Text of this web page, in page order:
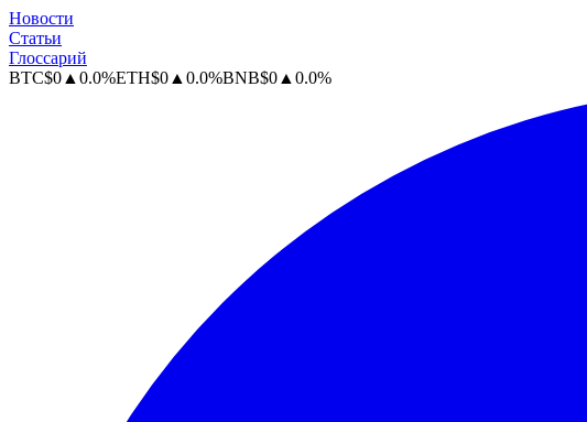
Новости
Статьи
Глоссарий
BTC$0 ▲ 0.0%ETH$0 ▲ 0.0%BNB$0 ▲ 0.0%